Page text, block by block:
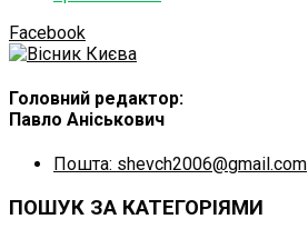
Facebook
Головний редактор:
Павло Аніськович
Пошта: shevch2006@gmail.com
ПОШУК ЗА КАТЕГОРІЯМИ